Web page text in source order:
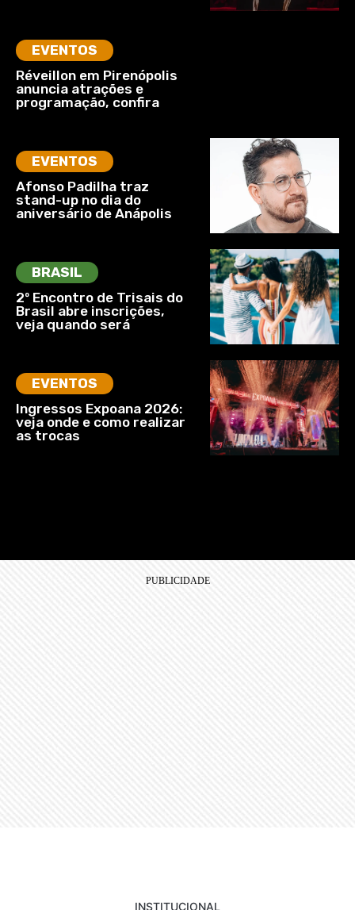
EVENTOS
Réveillon em Pirenópolis
anuncia atrações e
programação, confira
EVENTOS
Afonso Padilha traz
stand-up no dia do
aniversário de Anápolis
BRASIL
2º Encontro de Trisais do
Brasil abre inscrições,
veja quando será
EVENTOS
Ingressos Expoana 2026:
veja onde e como realizar
as trocas
INSTITUCIONAL